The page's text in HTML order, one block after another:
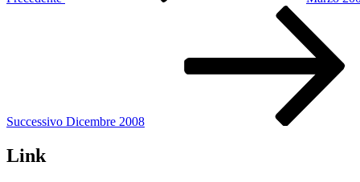
Successivo Dicembre 2008
Link